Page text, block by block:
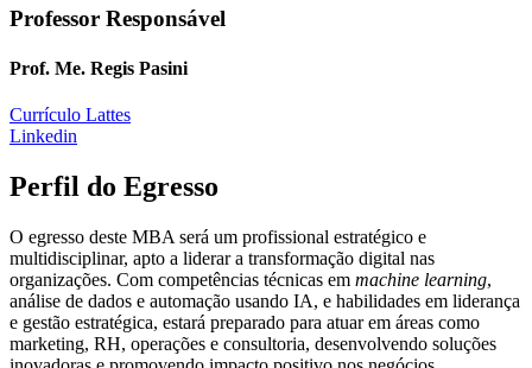
Professor Responsável
Prof. Me. Regis Pasini
Currículo Lattes
Linkedin
Perfil do Egresso
O egresso deste MBA será um profissional estratégico e
multidisciplinar, apto a liderar a transformação digital nas
organizações. Com competências técnicas em machine learning,
análise de dados e automação usando IA, e habilidades em liderança
e gestão estratégica, estará preparado para atuar em áreas como
marketing, RH, operações e consultoria, desenvolvendo soluções